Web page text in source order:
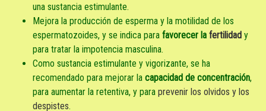
una sustancia estimulante.
Mejora la producción de esperma y la motilidad de los
espermatozoides, y se indica para favorecer la fertilidad y
para tratar la impotencia masculina.
Como sustancia estimulante y vigorizante, se ha
recomendado para mejorar la capacidad de concentración,
para aumentar la retentiva, y para prevenir los olvidos y los
despistes.